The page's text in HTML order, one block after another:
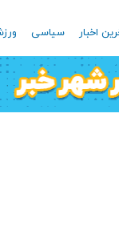
اخبار سیاسی